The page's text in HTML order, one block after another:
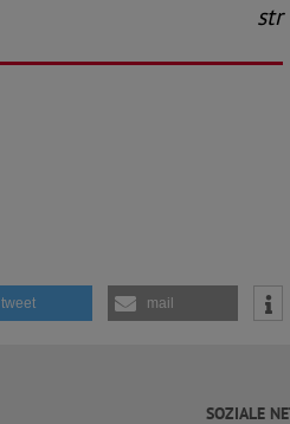
str
tweet mail
SOZIALE